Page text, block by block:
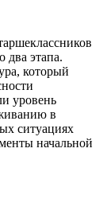
два этапа.
который
уровень
в
ситуациях
начальной